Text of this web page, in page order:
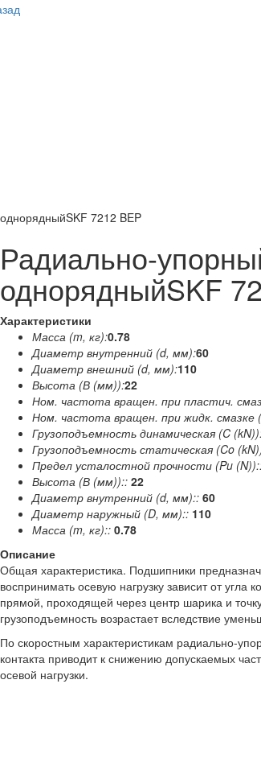
7212 BEP
Радиально-
однорядныйSKF
Характеристики
Масса (m, кг):0.78
Диаметр внутренний (d, мм):60
Диаметр внешний (d, мм):110
Высота (В (мм)):22
Ном. частота вращен. при пластич.
Ном. частота вращен. при жидк. смазке
Грузоподъемность динамическая (C
Грузоподъемность статическая (Co
Предел усталостной прочности (Pu
Высота (В (мм)):: 22
Диаметр внутренний (d, мм):: 60
Диаметр наружный (D, мм):: 110
Масса (m, кг):: 0.78
Описание
Общая характеристика. Подшипники
воспринимать осевую нагрузку зависит от
прямой, проходящей через центр шарика и
грузоподъемность возрастает вследствие
По скоростным характеристикам радиально-
контакта приводит к снижению допускаемых
осевой нагрузки.